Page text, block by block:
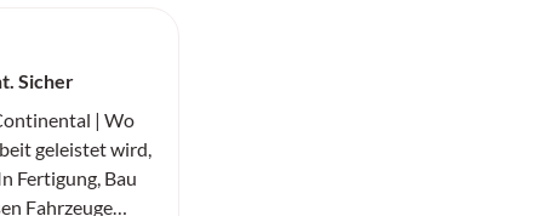
Sicher
| Wo
geleistet wird,
Fertigung, Bau
Fahrzeuge